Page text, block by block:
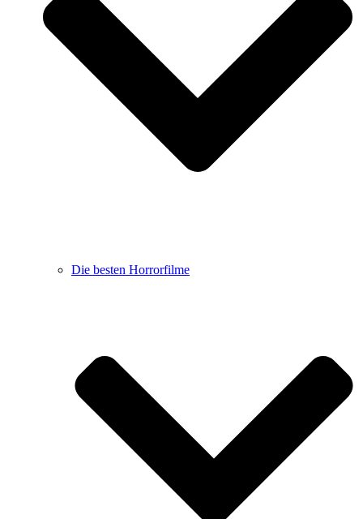
Die besten Horrorfilme